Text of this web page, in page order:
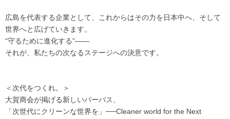
広島を代表する企業として、これからはその力を日本中へ、そして
世界へと広げていきます。
“守るために進化する”――
それが、私たちの次なるステージへの決意です。
＜次代をつくれ。＞
大賀商会が掲げる新しいパーパス、
「次世代にクリーンな世界を」──Cleaner world for the Next